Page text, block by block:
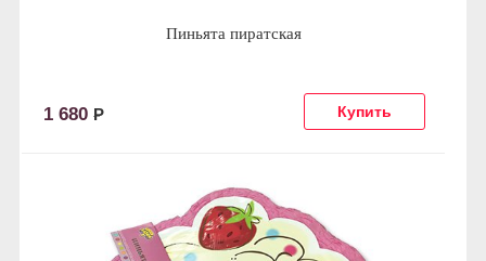
Пиньята пиратская
1 680 Р